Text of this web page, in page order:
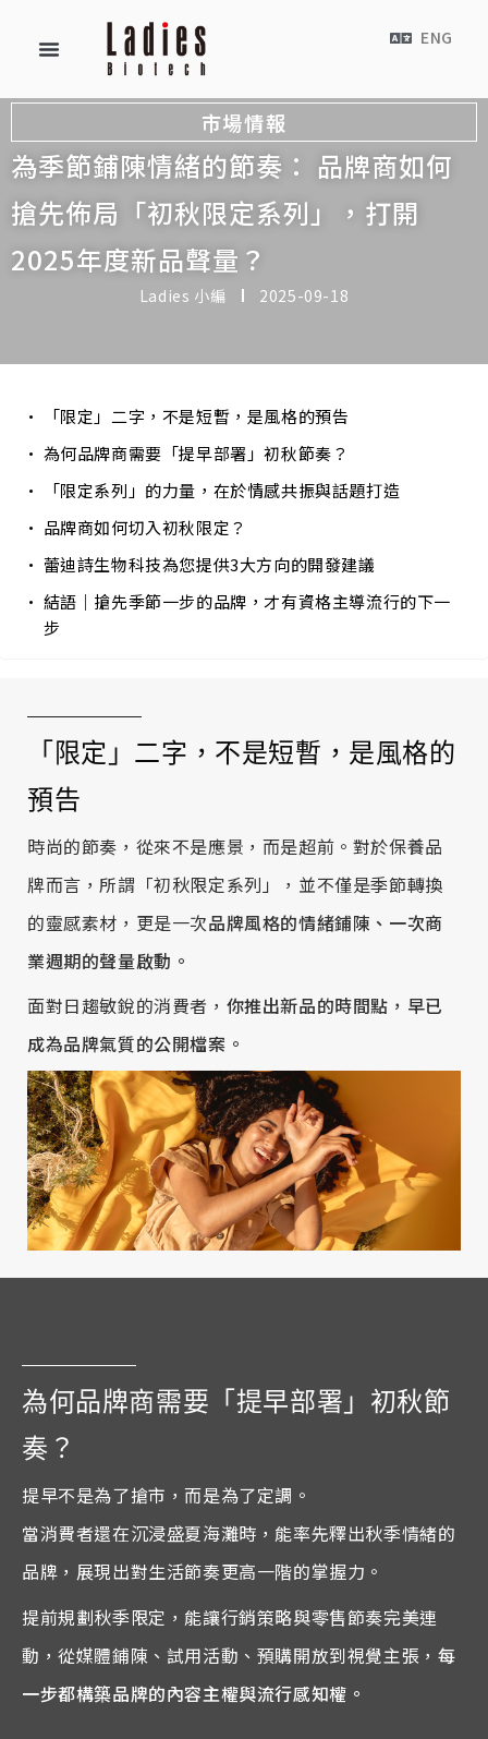
ENG
市場情報
為季節鋪陳情緒的節奏： 品牌商如何
搶先佈局「初秋限定系列」，打開
2025年度新品聲量？
Ladies 小編 2025-09-18
「限定」二字，不是短暫，是風格的預告
為何品牌商需要「提早部署」初秋節奏？
「限定系列」的力量，在於情感共振與話題打造
品牌商如何切入初秋限定？
蕾迪詩生物科技為您提供3大方向的開發建議
結語｜搶先季節一步的品牌，才有資格主導流行的下一
步
「限定」二字，不是短暫，是風格的
預告
時尚的節奏，從來不是應景，而是超前。對於保養品
牌而言，所謂「初秋限定系列」，並不僅是季節轉換
的靈感素材，更是一次品牌風格的情緒鋪陳、一次商
業週期的聲量啟動。
面對日趨敏銳的消費者， 你推出新品的時間點，早已
成為品牌氣質的公開檔案。
為何品牌商需要「提早部署」初秋節
奏？
提早不是為了搶市，而是為了定調。
當消費者還在沉浸盛夏海灘時，能率先釋出秋季情緒的
品牌，展現出對生活節奏更高一階的掌握力。
提前規劃秋季限定，能讓行銷策略與零售節奏完美連
動，從媒體鋪陳、試用活動、預購開放到視覺主張， 每
一步都構築品牌的內容主權與流行感知權。